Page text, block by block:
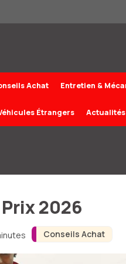
Achat Entretien &
Étrangers Actualités
Conseils Achat
2026